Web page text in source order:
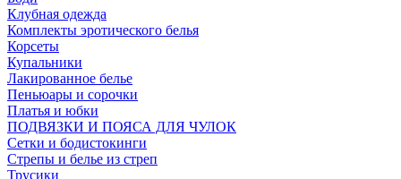
Клубная одежда
Комплекты эротического белья
Корсеты
Купальники
Лакированное белье
Пеньюары и сорочки
Платья и юбки
ПОДВЯЗКИ И ПОЯСА ДЛЯ ЧУЛОК
Сетки и бодистокинги
Стрепы и белье из стреп
Трусики